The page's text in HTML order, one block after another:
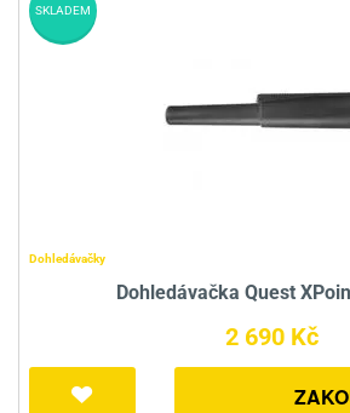
Dohledávačky
Dohledávačka Quest
2 690 Kč
SKLADEM